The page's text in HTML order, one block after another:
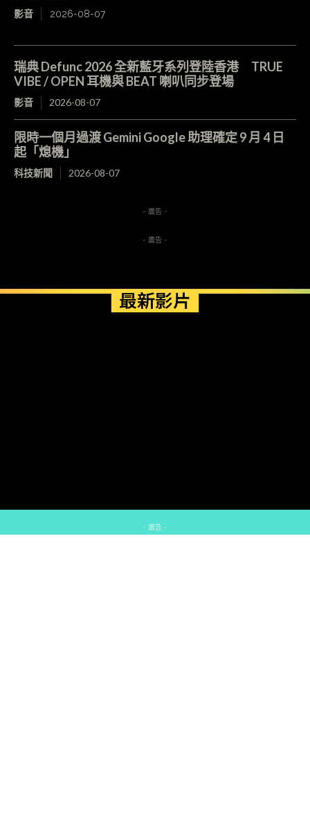
影音 2026-08-07
瑞典 Defunc 2026 全新藍牙系列登陸香港 TRUE
VIBE / OPEN 耳機與 BEAT 喇叭同步登場
影音 2026-08-07
限時一個月過渡 Gemini Google 助理確定 9 月 4 日
起「熄機」
科技新聞 2026-08-07
- 廣告 -
- 廣告 -
最新影片
- 廣告 -